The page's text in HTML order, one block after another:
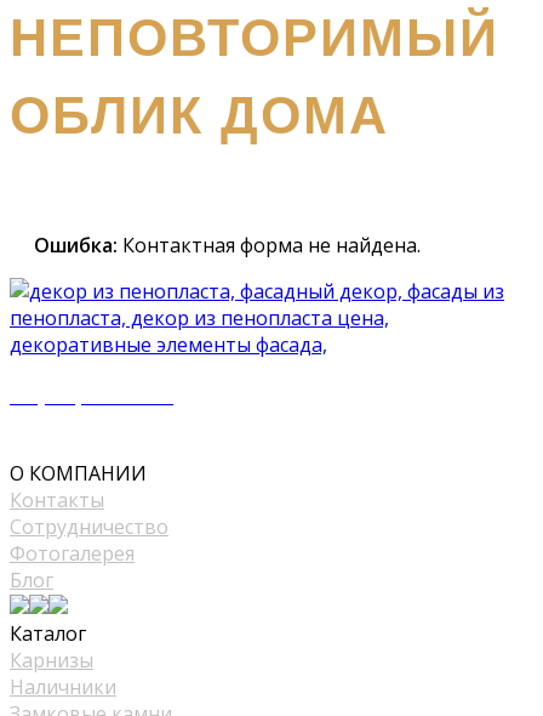
НЕПОВТОРИМЫЙ
ОБЛИК ДОМА
Ошибка: Контактная форма не найдена.
О КОМПАНИИ
Контакты
Сотрудничество
Фотогалерея
Блог
Каталог
Карнизы
Наличники